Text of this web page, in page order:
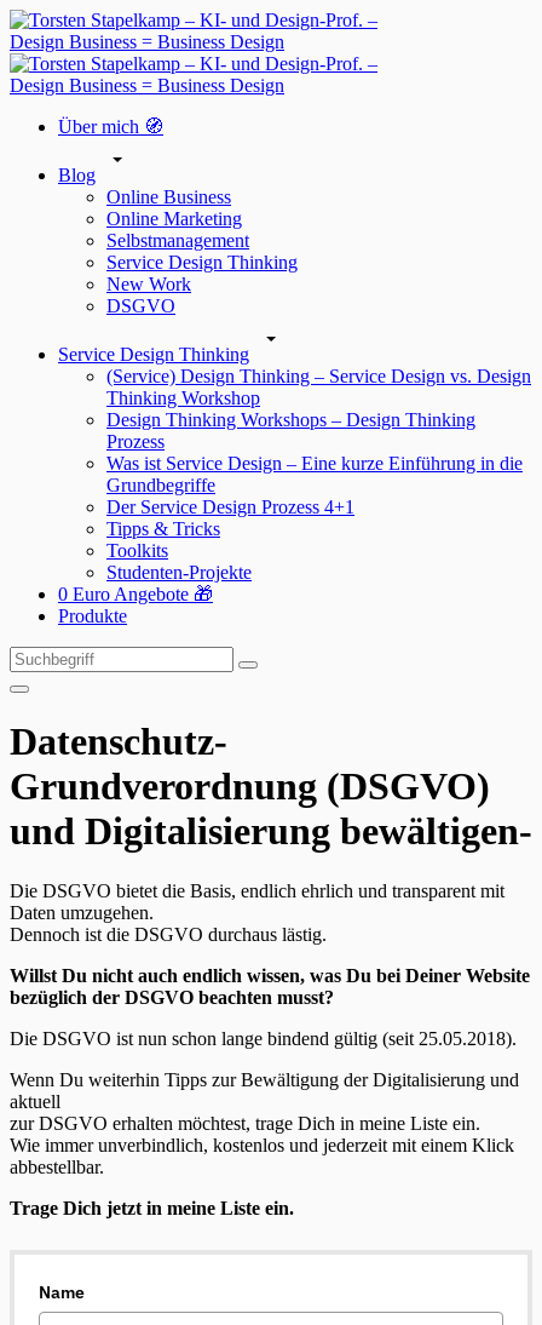
Über mich 🧭
Blog
Online Business
Online Marketing
Selbstmanagement
Service Design Thinking
New Work
DSGVO
Service Design Thinking
(Service) Design Thinking – Service Design vs. Design
Thinking Workshop
Design Thinking Workshops – Design Thinking
Prozess
Was ist Service Design – Eine kurze Einführung in die
Grundbegriffe
Der Service Design Prozess 4+1
Tipps & Tricks
Toolkits
Studenten-Projekte
0 Euro Angebote 🎁
Produkte
Suchen
nach:
Suchen
Datenschutz-
Grundverordnung (DSGVO)
und Digitalisierung bewältigen-
Die DSGVO bietet die Basis, endlich ehrlich und transparent mit
Daten umzugehen.
Dennoch ist die DSGVO durchaus lästig.
Willst Du nicht auch endlich wissen, was Du bei Deiner Website
bezüglich der DSGVO beachten musst?
Die DSGVO ist nun schon lange bindend gültig (seit 25.05.2018).
Wenn Du weiterhin Tipps zur Bewältigung der Digitalisierung und
aktuell
zur DSGVO erhalten möchtest, trage Dich in meine Liste ein.
Wie immer unverbindlich, kostenlos und jederzeit mit einem Klick
abbestellbar.
Trage Dich jetzt in meine Liste ein.
Name